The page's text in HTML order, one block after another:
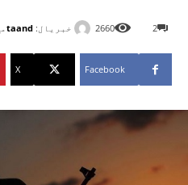
خبریال: taandمې 2
2660
Facebook
X